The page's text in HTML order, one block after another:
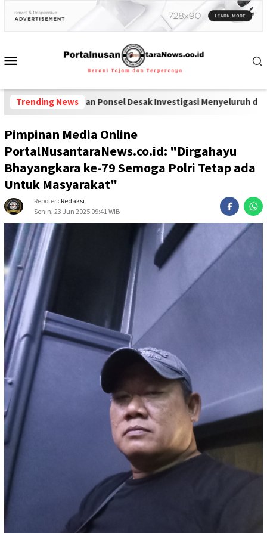
Trending News
dan Ponsel Desak Investigasi Menyeluruh di Lapas
Pimpinan Media Online
PortalNusantaraNews.co.id: "Dirgahayu
Bhayangkara ke-79 Semoga Polri Tetap ada
Untuk Masyarakat"
Repoter : Redaksi
Senin, 23 Jun 2025 09:41 WIB